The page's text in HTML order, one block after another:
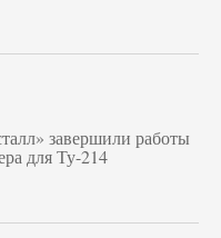
завершили работы
для Ту-214